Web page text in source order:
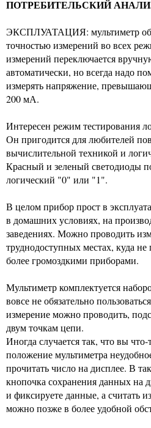
ПОТРЕБИТЕЛЬСКИЙ
ЭКСПЛУАТАЦИЯ: мультиметр
точностью измерений во всех
измерений переключается
автоматически, но всегда надо
измерять напряжение,
200 мА.
Интересен режим тестирования
Он пригодится для любителей
вычислительной техникой и
Красный и зеленый светодиоды
логический "0" или "1".
В целом прибор прост в
в домашних условиях, на
заведениях. Можно проводить
труднодоступных местах, куда не
более громоздкими приборами.
Мультиметр комплектуется
вовсе не обязательно
измерение можно проводить,
двум точкам цепи.
Иногда случается так, что вы
положение мультиметра
прочитать число на дисплее. В
кнопочка сохранения данных на
и фиксируете данные, а считать
можно позже в более удобной